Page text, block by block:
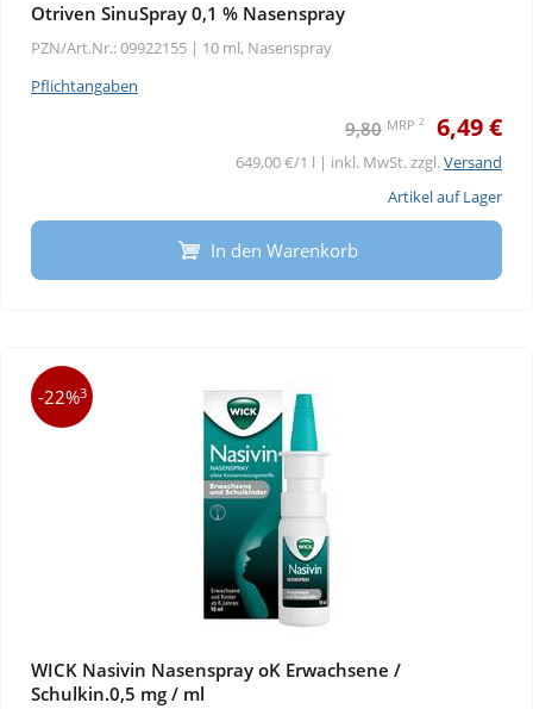
Otriven SinuSpray 0,1 % Nasenspray
PZN/Art.Nr.: 09922155 | 10 ml, Nasenspray
Pflichtangaben
9,80 MRP 2 6,49 €
649,00 €/1 l | inkl. MwSt. zzgl.Versand
Artikel auf Lager
In den Warenkorb
-22%3
WICK Nasivin Nasenspray oK Erwachsene /
Schulkin.0,5 mg / ml